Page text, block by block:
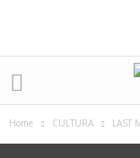
Home CULTURA LAST